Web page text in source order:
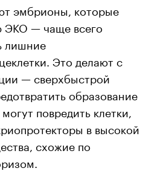
эмбрионы, которые
ЭКО — чаще всего
лишние
Это делают с
— сверхбыстрой
образование
повредить клетки,
в высокой
схожие по